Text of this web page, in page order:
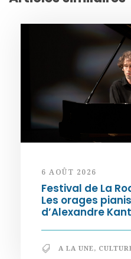
6 AOÛT 2026
Festival de La
Les orages
d’Alexandre
A LA UNE,